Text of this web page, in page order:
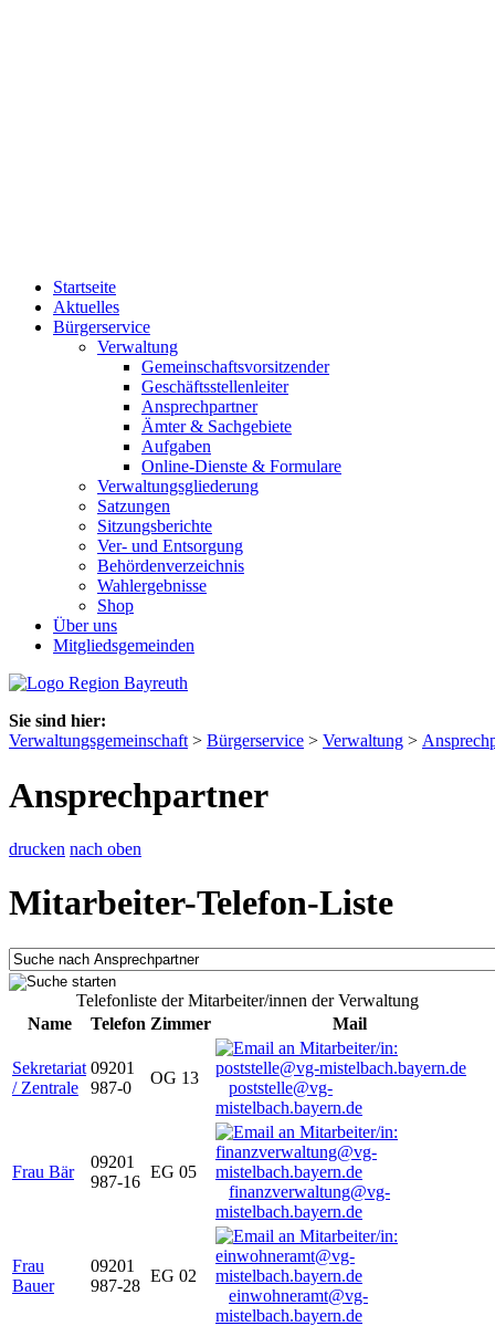
Startseite
Aktuelles
Bürgerservice
Verwaltung
Gemeinschaftsvorsitzender
Geschäftsstellenleiter
Ansprechpartner
Ämter & Sachgebiete
Aufgaben
Online-Dienste & Formulare
Verwaltungsgliederung
Satzungen
Sitzungsberichte
Ver- und Entsorgung
Behördenverzeichnis
Wahlergebnisse
Shop
Über uns
Mitgliedsgemeinden
Sie sind hier:
Verwaltungsgemeinschaft > Bürgerservice > Verwaltung >
Ansprechpartner
drucken nach oben
Mitarbeiter-Telefon-Liste
Telefonliste der Mitarbeiter/innen der Verwaltung
Name
Telefon Zimmer Mail
Sekretariat
/ Zentrale
09201
987-0
OG 13
poststelle@vg-
mistelbach.bayern.de
Frau Bär
09201
987-16
EG 05
finanzverwaltung@vg-
mistelbach.bayern.de
Frau
Bauer
09201
987-28
EG 02
einwohneramt@vg-
mistelbach.bayern.de